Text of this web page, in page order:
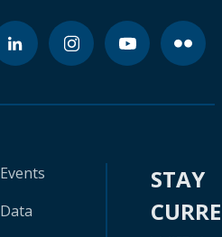
Events
Data
STAY